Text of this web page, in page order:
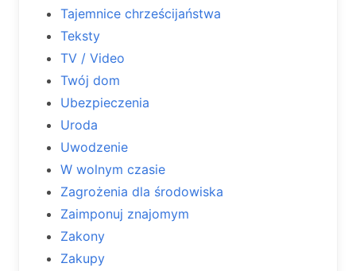
Tajemnice chrześcijaństwa
Teksty
TV / Video
Twój dom
Ubezpieczenia
Uroda
Uwodzenie
W wolnym czasie
Zagrożenia dla środowiska
Zaimponuj znajomym
Zakony
Zakupy